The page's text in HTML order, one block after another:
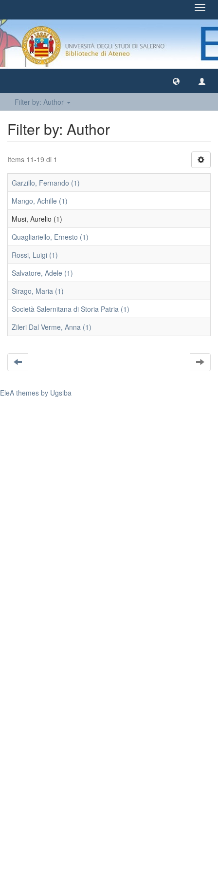
Filter by: Author
Filter by: Author
Items 11-19 di 1
Garzillo, Fernando (1)
Mango, Achille (1)
Musi, Aurelio (1)
Quagliariello, Ernesto (1)
Rossi, Luigi (1)
Salvatore, Adele (1)
Sirago, Maria (1)
Società Salernitana di Storia Patria (1)
Zileri Dal Verme, Anna (1)
EleA themes by Ugsiba